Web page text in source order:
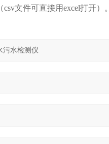
文件可直接用excel打开）